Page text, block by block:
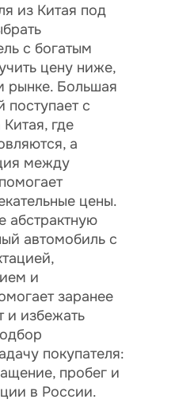
из Китая под
с богатым
цену ниже,
рынке. Большая
поступает с
где
а
между
цены.
абстрактную
автомобиль с
и
заранее
и избежать
покупателя:
пробег и
в России.